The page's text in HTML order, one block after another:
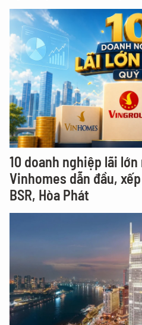
10 doanh nghiệp lãi
Vinhomes dẫn đầu,
BSR, Hòa Phát